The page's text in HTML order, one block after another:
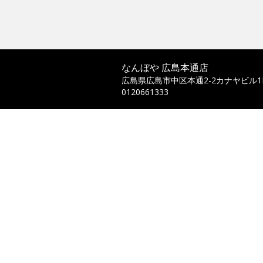
なんぼや 広島本通店
広島県広島市中区本通2-2カナヤビル
0120661333